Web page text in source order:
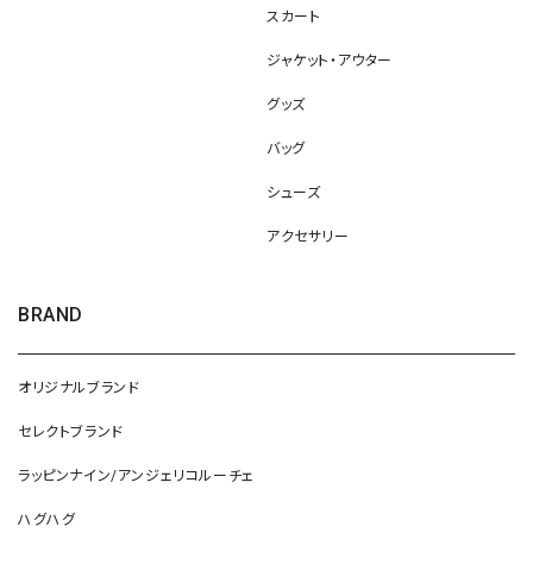
スカート
ジャケット・アウター
グッズ
バッグ
シューズ
アクセサリー
BRAND
オリジナルブランド
セレクトブランド
ラッピンナイン/アンジェリコルーチェ
ハグハグ